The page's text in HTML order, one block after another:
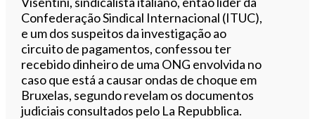
Confederação Sindical Internacional (ITUC),
e um dos suspeitos da investigação ao
circuito de pagamentos, confessou ter
recebido dinheiro de uma ONG envolvida no
caso que está a causar ondas de choque em
Bruxelas, segundo revelam os documentos
judiciais consultados pelo La Repubblica.